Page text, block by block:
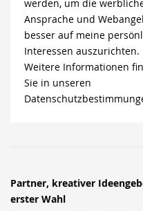
werden, um die
Ansprache und
besser auf meine
Interessen auszurichten.
Weitere Informationen
Sie in unseren
Partner, kreativer
erster Wahl